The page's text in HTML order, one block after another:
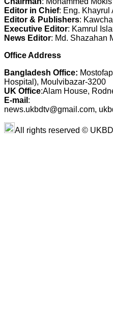
Editor in Chief: Eng. Khayrul
Editor & Publishers:
Executive Editor: Kamrul
News Editor: Md. Shazahan
Office Address
Bangladesh Office:
Hospital), Moulvibazar-3200
UK Office:Alam House,
E-mail :
news.ukbdtv@gmail.com,
All rights reserved ©